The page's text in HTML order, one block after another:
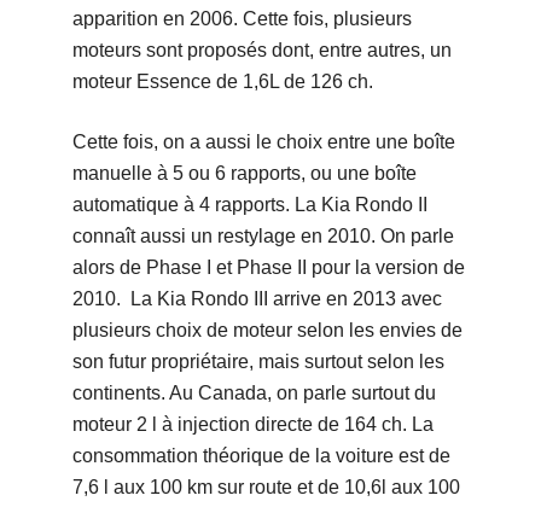
apparition en 2006. Cette fois, plusieurs
moteurs sont proposés dont, entre autres, un
moteur Essence de 1,6L de 126 ch.
Cette fois, on a aussi le choix entre une boîte
manuelle à 5 ou 6 rapports, ou une boîte
automatique à 4 rapports. La Kia Rondo II
connaît aussi un restylage en 2010. On parle
alors de Phase I et Phase II pour la version de
2010. La Kia Rondo III arrive en 2013 avec
plusieurs choix de moteur selon les envies de
son futur propriétaire, mais surtout selon les
continents. Au Canada, on parle surtout du
moteur 2 l à injection directe de 164 ch. La
consommation théorique de la voiture est de
7,6 l aux 100 km sur route et de 10,6l aux 100